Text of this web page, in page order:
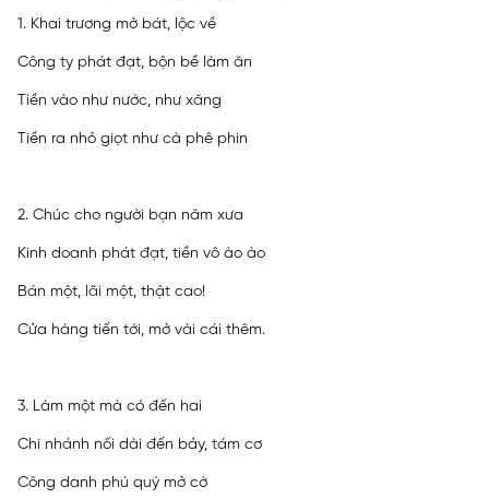
1. Khai trương mở bát, lộc về
Công ty phát đạt, bộn bề làm ăn
Tiền vào như nước, như xăng
Tiền ra nhỏ giọt như cà phê phin
2. Chúc cho người bạn năm xưa
Kinh doanh phát đạt, tiền vô ào ào
Bán một, lãi một, thật cao!
Cửa hàng tiến tới, mở vài cái thêm.
3. Làm một mà có đến hai
Chi nhánh nối dài đến bảy, tám cơ
Công danh phú quý mở cờ